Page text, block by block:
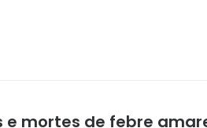
e mortes de febre